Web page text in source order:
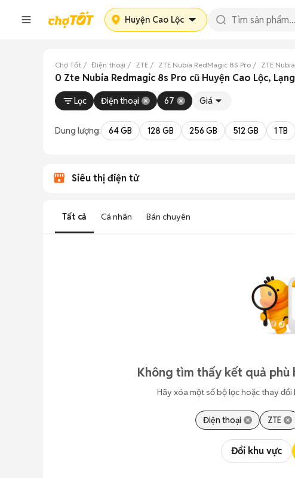
Huyện Cao Lộc
Chợ Tốt Điện thoại ZTE ZTE Nubia RedMagic 8S Pro ZTE
0 Zte Nubia Redmagic 8s Pro cũ Huyện Cao Lộc,
Lọc Điện thoại 67 Giá
Dung lượng: 64 GB 128 GB 256 GB 512 GB 1 TB
Siêu thị điện tử
Tất cả Cá nhân Bán chuyên
Không tìm thấy kết quả phù
Hãy xóa một số bộ lọc hoặc thay
Điện thoại ZTE
Đổi khu vực